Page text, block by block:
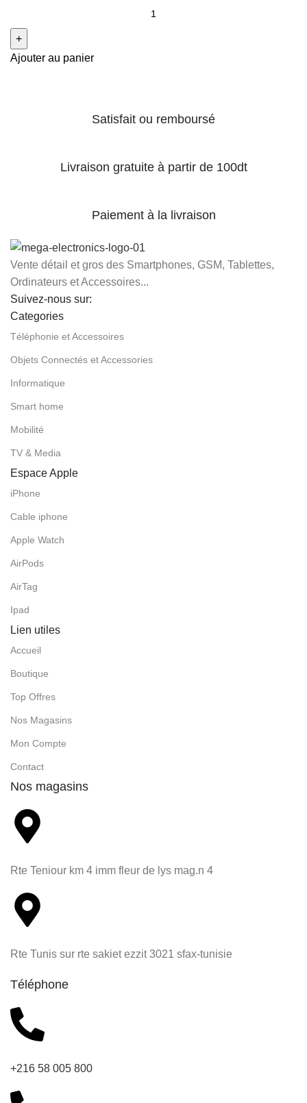
Ajouter au panier
Satisfait ou remboursé
Livraison gratuite à partir de 100dt
Paiement à la livraison
Vente détail et gros des Smartphones, GSM, Tablettes,
Ordinateurs et Accessoires...
Suivez-nous sur:
Categories
Téléphonie et Accessoires
Objets Connectés et Accessories
Informatique
Smart home
Mobilité
TV & Media
Espace Apple
iPhone
Cable iphone
Apple Watch
AirPods
AirTag
Ipad
Lien utiles
Accueil
Boutique
Top Offres
Nos Magasins
Mon Compte
Contact
Nos magasins
Rte Teniour km 4 imm fleur de lys mag.n 4
Rte Tunis sur rte sakiet ezzit 3021 sfax-tunisie
Téléphone
+216 58 005 800